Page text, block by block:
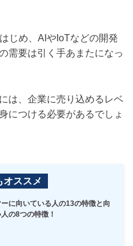
じめ、AIやIoTなどの開発
需要は引く手あまたになっ
は、企業に売り込めるレベ
につける必要があるでしょ
オススメ
に向いている人の13の特徴と向
の8つの特徴！